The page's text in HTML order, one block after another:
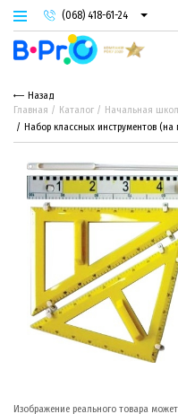
(068) 418-61-24
(093) 974-66-94
(095) 987-29-55
Назад
Главная
Каталог Начальная
Набор классных инструментов (на
Изображение реального товара